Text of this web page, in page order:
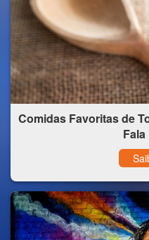
Comidas Favoritas de